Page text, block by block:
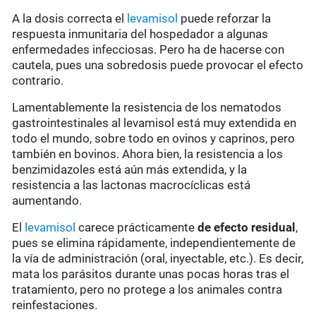
A la dosis correcta el levamisol puede reforzar la
respuesta inmunitaria del hospedador a algunas
enfermedades infecciosas. Pero ha de hacerse con
cautela, pues una sobredosis puede provocar el efecto
contrario.
Lamentablemente la resistencia de los nematodos
gastrointestinales al levamisol está muy extendida en
todo el mundo, sobre todo en ovinos y caprinos, pero
también en bovinos. Ahora bien, la resistencia a los
benzimidazoles está aún más extendida, y la
resistencia a las lactonas macrocíclicas está
aumentando.
El
levamisol carece prácticamente de efecto residual ,
pues se elimina rápidamente, independientemente de
la vía de administración (oral, inyectable, etc.). Es decir,
mata los parásitos durante unas pocas horas tras el
tratamiento, pero no protege a los animales contra
reinfestaciones.